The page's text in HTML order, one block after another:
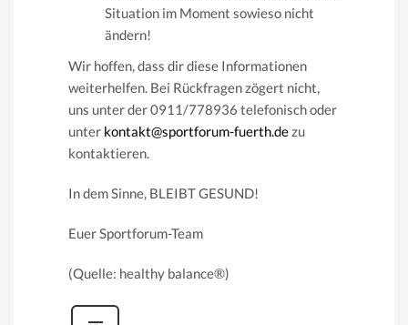
Situation im Moment sowieso nicht
ändern!
Wir hoffen, dass dir diese Informationen
weiterhelfen. Bei Rückfragen zögert nicht,
uns unter der 0911/778936 telefonisch oder
unter kontakt@sportforum-fuerth.dezu
kontaktieren.
In dem Sinne, BLEIBT GESUND!
Euer Sportforum-Team
(Quelle: healthy balance®)